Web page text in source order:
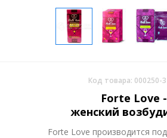
Код товара: 000250-
Forte Love -
женский
Forte Love производится